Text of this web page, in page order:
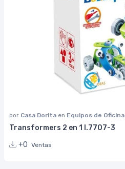
por Casa Dorita en Equipos de Oficina
Transformers 2 en 1 I.7707-3
+0 Ventas